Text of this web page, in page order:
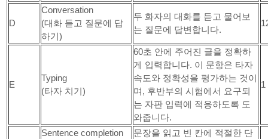
D
Conversation
(대화 듣고 질문에 답
하기)
두 화자의 대화를 듣고 물어보
는 질문에 답변합니다.
E
Typing
(타자 치기)
60초 안에 주어진 글을 정확하
게 입력합니다. 이 문항은 타자
속도와 정확성을 평가하는 것이
며, 후반부의 시험에서 요구되
는 자판 입력에 적응하도록 도
와줍니다.
1
Sentence completion
문장을 읽고 빈 칸에 적절한 단